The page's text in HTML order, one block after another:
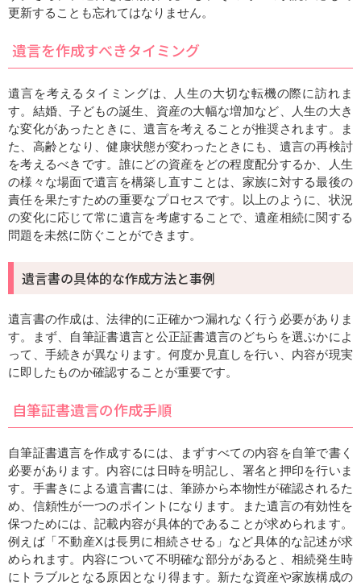
更新することも忘れてはなりません。
遺言を作成すべきタイミング
遺言を考えるタイミングは、人生の大切な転機の際に訪れま
す。結婚、子どもの誕生、資産の大幅な増加など、人生の大き
な変化があったときに、遺言を考えることが推奨されます。ま
た、高齢となり、健康状態が変わったときにも、遺言の再検討
を考えるべきです。誰にどの資産をどの程度配分するか、人生
の様々な場面で遺言を構築し直すことは、家族に対する最後の
責任を果たすための重要なプロセスです。以上のように、状況
の変化に応じて常に遺言を考慮することで、遺産相続に関する
問題を未然に防ぐことができます。
遺言書の具体的な作成方法と事例
遺言書の作成は、法律的に正確かつ漏れなく行う必要がありま
す。まず、自筆証書遺言と公正証書遺言のどちらを選ぶかによ
って、手続きが異なります。何度か見直しを行い、内容が現実
に即したものか確認することが重要です。
自筆証書遺言の作成手順
自筆証書遺言を作成するには、まずすべての内容を自筆で書く
必要があります。内容には日時を明記し、署名と押印を行いま
す。手書きによる遺言書には、筆跡から本物性が確認されるた
め、信頼性が一つのポイントになります。また遺言の有効性を
保つためには、記載内容が具体的であることが求められます。
例えば「不動産Xは長男に相続させる」など具体的な記述が求
められます。内容について不明確な部分があると、相続発生時
にトラブルとなる原因となり得ます。新たな資産や家族構成の